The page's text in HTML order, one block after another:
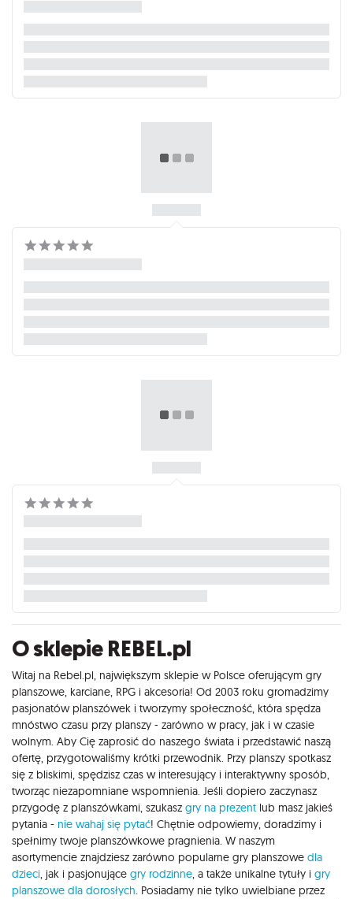
O sklepie REBEL.pl
Witaj na Rebel.pl, największym sklepie w Polsce oferującym gry
planszowe, karciane, RPG i akcesoria! Od 2003 roku gromadzimy
pasjonatów planszówek i tworzymy społeczność, która spędza
mnóstwo czasu przy planszy - zarówno w pracy, jak i w czasie
wolnym. Aby Cię zaprosić do naszego świata i przedstawić naszą
ofertę, przygotowaliśmy krótki przewodnik. Przy planszy spotkasz
się z bliskimi, spędzisz czas w interesujący i interaktywny sposób,
tworząc niezapomniane wspomnienia. Jeśli dopiero zaczynasz
przygodę z planszówkami, szukasz gry na prezent lub masz jakieś
pytania - nie wahaj się pytać! Chętnie odpowiemy, doradzimy i
spełnimy twoje planszówkowe pragnienia. W naszym
asortymencie znajdziesz zarówno popularne gry planszowe dla
dzieci, jak i pasjonujące gry rodzinne, a także unikalne tytuły i gry
planszowe dla dorosłych. Posiadamy nie tylko uwielbiane przez